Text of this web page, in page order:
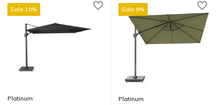
Sale 10%
Platinum
Sale 9%
Platinum